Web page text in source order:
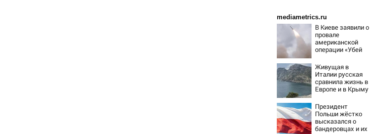
mediametrics.ru
В Киеве заявили о
провале
американской
операции «Убей
России
Живущая в
Италии русская
сравнила жизнь в
Европе и в Крыму
Президент
Польши жёстко
высказался о
бандеровцах и их